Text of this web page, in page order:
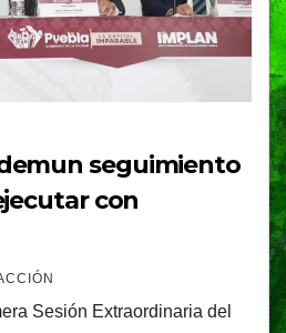
seguimiento
con
Sesión Extraordinaria del